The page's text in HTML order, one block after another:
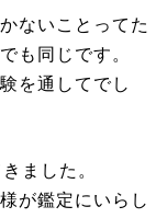
ないことってた
も同じです。
を通してでし
ました。
が鑑定にいらし